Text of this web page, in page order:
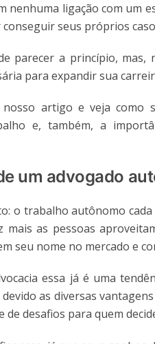
nenhuma ligação com um
seus próprios
parecer a princípio,
para expandir sua
artigo e veja como
e, também, a
um advogado
o trabalho autônomo
mais as pessoas
seu nome no mercado e
essa já é uma
as diversas
de desafios para quem